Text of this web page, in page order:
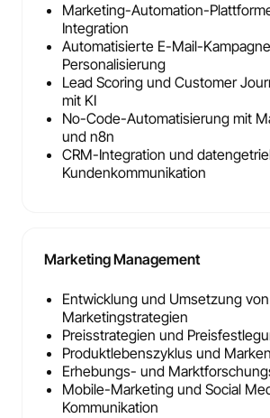
Marketing-Automation-
Integration
Automatisierte E-Mail-
Personalisierung
Lead Scoring und Customer
mit KI
No-Code-Automatisierung mit
und n8n
CRM-Integration und
Kundenkommunikation
Marketing Management
Entwicklung und Umsetzung von
Marketingstrategien
Preisstrategien und
Produktlebenszyklus und
Erhebungs- und
Mobile-Marketing und Social
Kommunikation